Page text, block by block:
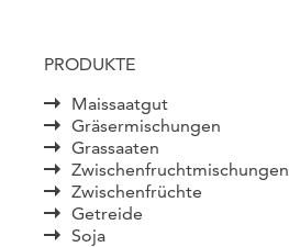
PRODUKTE
Maissaatgut
Gräsermischungen
Grassaaten
Zwischenfruchtmischungen
Zwischenfrüchte
Getreide
Soja